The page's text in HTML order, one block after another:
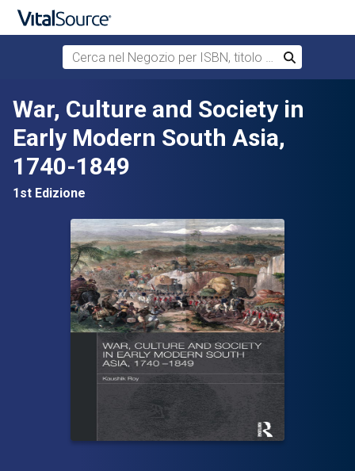
Passa al contenuto principale
Cerca nel Negozio per ISBN, titolo o autore
Cerca
War, Culture and Society in
Early Modern South Asia,
1740-1849
1st Edizione